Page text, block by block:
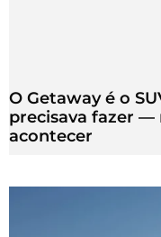
O Getaway é o
precisava fazer —
acontecer